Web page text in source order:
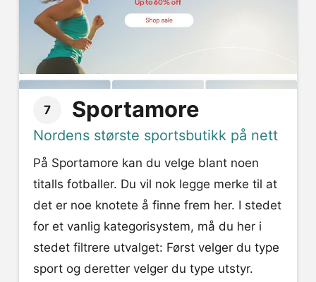
7 Sportamore
Nordens største sportsbutikk på nett
På Sportamore kan du velge blant noen
titalls fotballer. Du vil nok legge merke til at
det er noe knotete å finne frem her. I stedet
for et vanlig kategorisystem, må du her i
stedet filtrere utvalget: Først velger du type
sport og deretter velger du type utstyr.